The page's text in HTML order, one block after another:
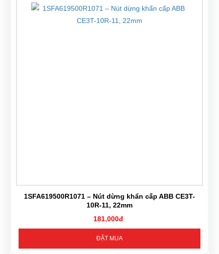
1SFA619500R1071 – Nút dừng khẩn cấp ABB CE3T-
10R-11, 22mm
181,000đ
ĐẶT MUA